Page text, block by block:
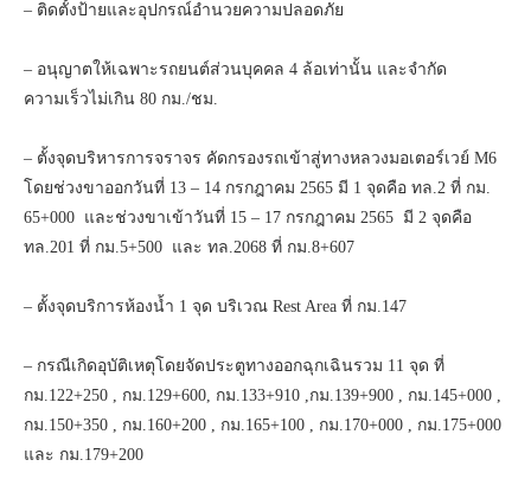
– ติดตั้งป้ายและอุปกรณ์อำนวยความปลอดภัย
– อนุญาตให้เฉพาะรถยนต์ส่วนบุคคล 4 ล้อเท่านั้น และจำกัด
ความเร็วไม่เกิน 80 กม./ชม.
– ตั้งจุดบริหารการจราจร คัดกรองรถเข้าสู่ทางหลวงมอเตอร์เวย์ M6
โดยช่วงขาออกวันที่ 13 – 14 กรกฎาคม 2565 มี 1 จุดคือ ทล.2 ที่ กม.
65+000 และช่วงขาเข้าวันที่ 15 – 17 กรกฎาคม 2565 มี 2 จุดคือ
ทล.201 ที่ กม.5+500 และ ทล.2068 ที่ กม.8+607
– ตั้งจุดบริการห้องน้ำ 1 จุด บริเวณ Rest Area ที่ กม.147
– กรณีเกิดอุบัติเหตุโดยจัดประตูทางออกฉุกเฉินรวม 11 จุด ที่
กม.122+250 , กม.129+600, กม.133+910 ,กม.139+900 , กม.145+000 ,
กม.150+350 , กม.160+200 , กม.165+100 , กม.170+000 , กม.175+000
และ กม.179+200